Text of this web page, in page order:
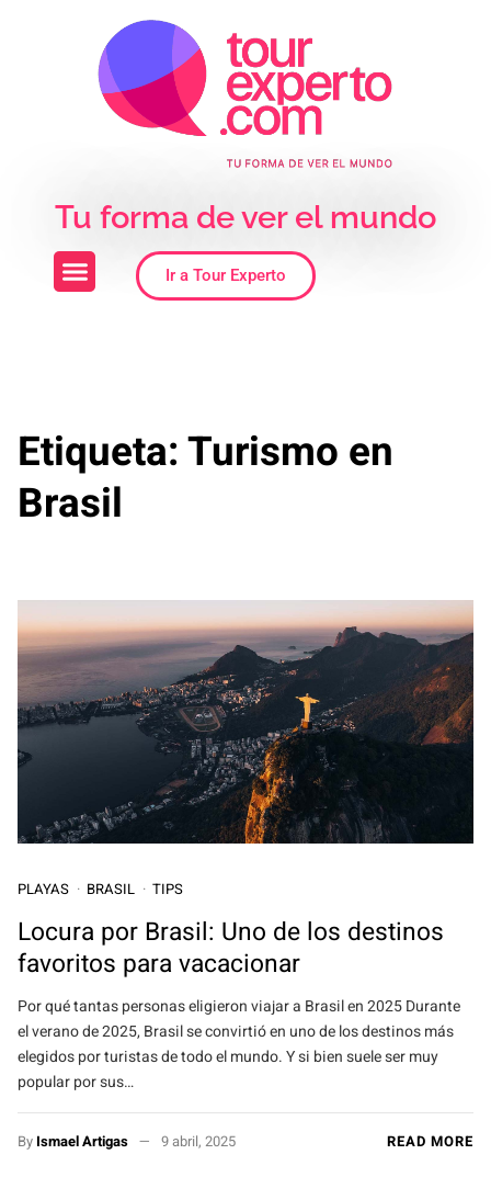
Tu forma de ver el mundo
Ir a Tour Experto
Etiqueta:Turismo en
Brasil
PLAYAS BRASIL TIPS
Locura por Brasil: Uno de los destinos
favoritos para vacacionar
Por qué tantas personas eligieron viajar a Brasil en 2025 Durante
el verano de 2025, Brasil se convirtió en uno de los destinos más
elegidos por turistas de todo el mundo. Y si bien suele ser muy
popular por sus…
By Ismael Artigas 9 abril, 2025 READ MORE